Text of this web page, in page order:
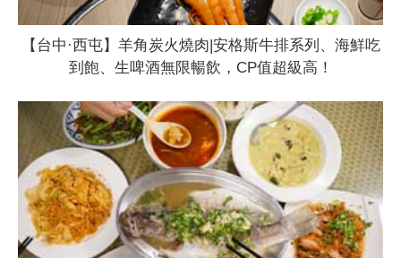
【台中·西屯】羊角炭火燒肉|安格斯牛排系列、海鮮吃
到飽、生啤酒無限暢飲，CP值超級高！